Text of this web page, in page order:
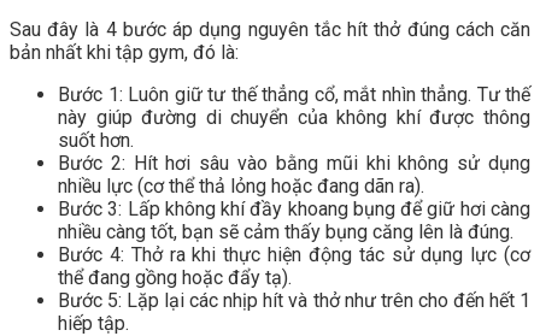
Sau đây là 4 bước áp dụng nguyên tắc hít thở đúng cách căn
bản nhất khi tập gym, đó là:
Bước 1: Luôn giữ tư thế thẳng cổ, mắt nhìn thẳng. Tư thế
này giúp đường di chuyển của không khí được thông
suốt hơn.
Bước 2: Hít hơi sâu vào bằng mũi khi không sử dụng
nhiều lực (cơ thể thả lỏng hoặc đang dãn ra).
Bước 3: Lấp không khí đầy khoang bụng để giữ hơi càng
nhiều càng tốt, bạn sẽ cảm thấy bụng căng lên là đúng.
Bước 4: Thở ra khi thực hiện động tác sử dụng lực (cơ
thể đang gồng hoặc đẩy tạ).
Bước 5: Lặp lại các nhịp hít và thở như trên cho đến hết 1
hiếp tập.